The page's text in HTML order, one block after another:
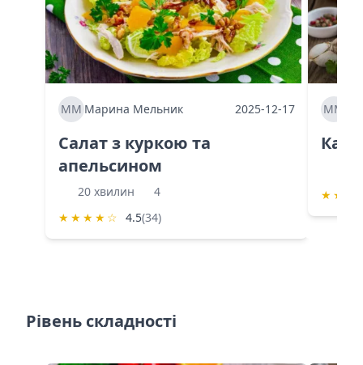
ММ Марина Мельник 2025-12-17
Салат з куркою та
апельсином
20 хвилин
4
★ ★ ★ ★ ☆ 4.5(34)
ММ
★ ★
Рівень складності